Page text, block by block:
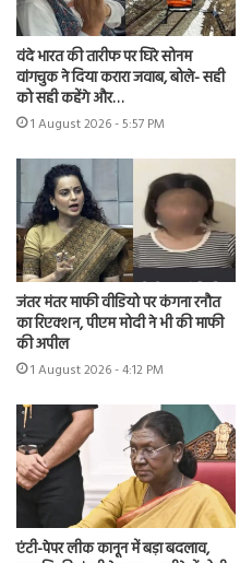
वंदे भारत की तारीफ पर घिरे सोनम
वांगचुक ने दिया करारा जवाब, बोले- सही
को सही कहेंगे और…
1 August 2026 - 5:57 PM
जंतर मंतर माफी वीडियो पर कंगना रनौत
का रिएक्शन, पीएम मोदी ने भी की माफी
की अपील
1 August 2026 - 4:12 PM
एंटी-पेपर लीक कानून में बड़ा बदलाव,